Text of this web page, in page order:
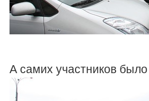
А самих участников